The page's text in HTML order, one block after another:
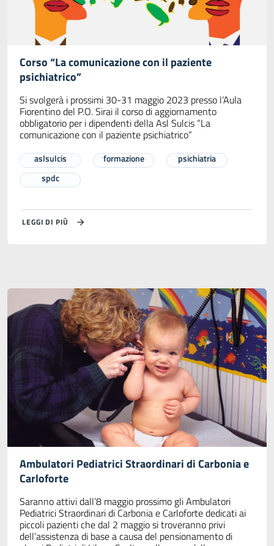
Corso “La comunicazione con il paziente
psichiatrico”
Si svolgerà i prossimi 30-31 maggio 2023 presso l’Aula
Fiorentino del P.O. Sirai il corso di aggiornamento
obbligatorio per i dipendenti della Asl Sulcis “La
comunicazione con il paziente psichiatrico”
aslsulcis formazione
psichiatria
spdc
LEGGI DI PIÙ
Ambulatori Pediatrici Straordinari di Carbonia e
Carloforte
Saranno attivi dall’8 maggio prossimo gli Ambulatori
Pediatrici Straordinari di Carbonia e Carloforte dedicati ai
piccoli pazienti che dal 2 maggio si troveranno privi
dell’assistenza di base a causa del pensionamento di